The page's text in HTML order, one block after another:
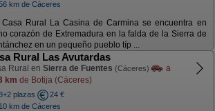
km de Cáceres
Casa Rural La Casina de Carmina se encuentra en
corazón de Extremadura en la falda de la Sierra de
en un pequeño pueblo típ ...
Rural Las Avutardas
Rural en Sierra de Fuentes (Cáceres)
a
km de Botija (Cáceres)
plazas
24 €
10 km de Cáceres